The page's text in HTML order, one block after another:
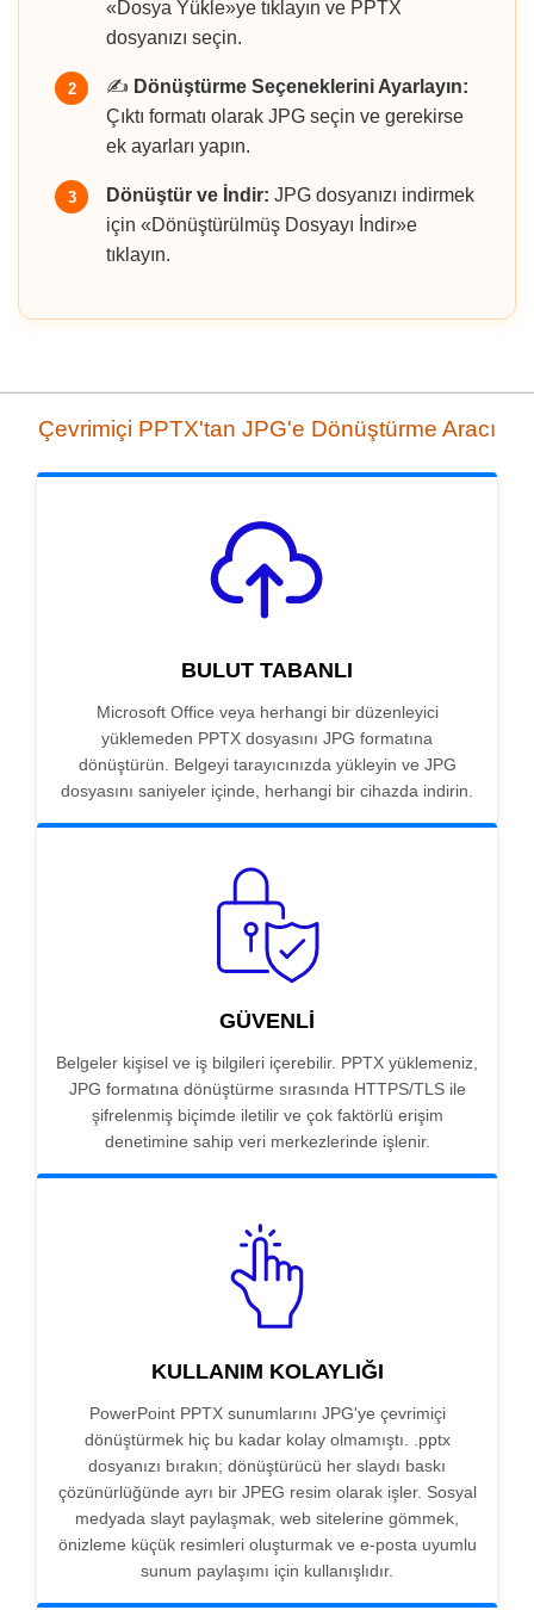
«Dosya Yükle»ye tıklayın ve PPTX
dosyanızı seçin.
2 ✍️ Dönüştürme Seçeneklerini Ayarlayın:
Çıktı formatı olarak JPG seçin ve gerekirse
ek ayarları yapın.
3 Dönüştür ve İndir: JPG dosyanızı indirmek
için «Dönüştürülmüş Dosyayı İndir»e
tıklayın.
Çevrimiçi PPTX'tan JPG'e Dönüştürme Aracı
BULUT TABANLI
Microsoft Office veya herhangi bir düzenleyici
yüklemeden PPTX dosyasını JPG formatına
dönüştürün. Belgeyi tarayıcınızda yükleyin ve JPG
dosyasını saniyeler içinde, herhangi bir cihazda indirin.
GÜVENLI
Belgeler kişisel ve iş bilgileri içerebilir. PPTX yüklemeniz,
JPG formatına dönüştürme sırasında HTTPS/TLS ile
şifrelenmiş biçimde iletilir ve çok faktörlü erişim
denetimine sahip veri merkezlerinde işlenir.
KULLANIM KOLAYLIĞI
PowerPoint PPTX sunumlarını JPG'ye çevrimiçi
dönüştürmek hiç bu kadar kolay olmamıştı. .pptx
dosyanızı bırakın; dönüştürücü her slaydı baskı
çözünürlüğünde ayrı bir JPEG resim olarak işler. Sosyal
medyada slayt paylaşmak, web sitelerine gömmek,
önizleme küçük resimleri oluşturmak ve e-posta uyumlu
sunum paylaşımı için kullanışlıdır.